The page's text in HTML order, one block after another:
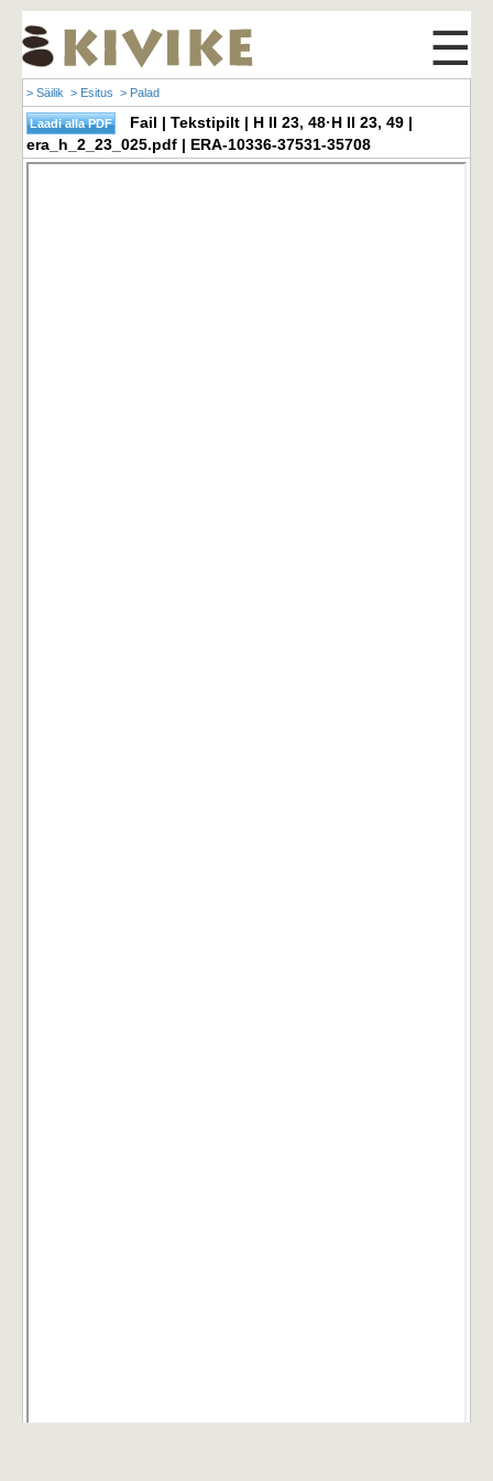
☰
> Säilik > Esitus > Palad
Fail | Tekstipilt | H II 23, 48·H II 23, 49 |
era_h_2_23_025.pdf | ERA-10336-37531-35708